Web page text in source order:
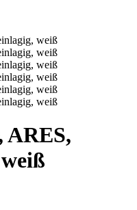
ARES,